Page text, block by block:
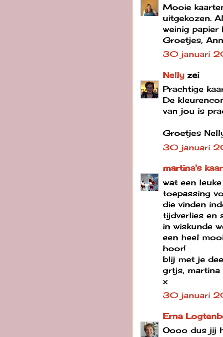
Mooie
uitgekozen.
weinig
Groetjes,
30 januari
Nellyzei
Prachtige
De
van jou is
Groetjes
30 januari
martina's
wat een
toepassing
die vinden
tijdverlies en
in wiskunde
een heel
hoor!
blij met je
grtjs, martina
x
30 januari
Erna
Oooo dus jij